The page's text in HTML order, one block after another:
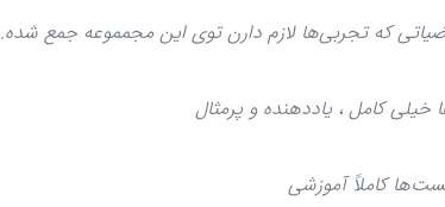
که تجربی‌ها لازم دارن توی این مجمموعه جمع شده.
خیلی کامل‌ ، یاددهنده‌ و پرمثال‌
کاملاً آموزشی